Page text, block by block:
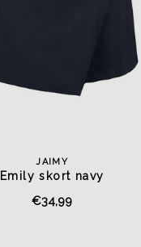
JAIMY
Emily skort navy
€34,99